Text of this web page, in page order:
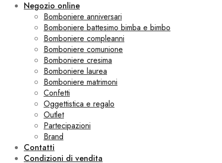
Negozio online
Bomboniere anniversari
Bomboniere battesimo bimba e bimbo
Bomboniere compleanni
Bomboniere comunione
Bomboniere cresima
Bomboniere laurea
Bomboniere matrimoni
Confetti
Oggettistica e regalo
Outlet
Partecipazioni
Brand
Contatti
Condizioni di vendita